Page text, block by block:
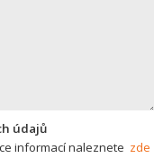
údajů
informací naleznete zde